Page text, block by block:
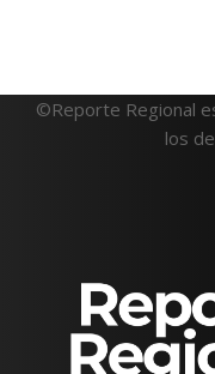
©Reporte Regional
los